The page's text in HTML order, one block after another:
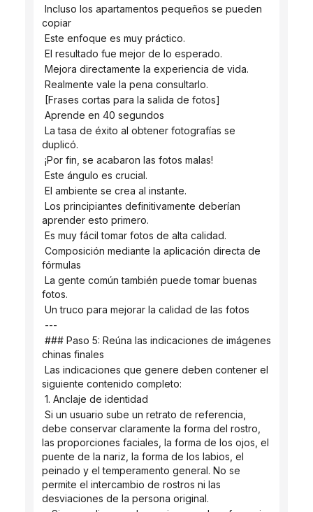
copiar
Este enfoque es muy práctico.
El resultado fue mejor de lo esperado.
Mejora directamente la experiencia de vida.
Realmente vale la pena consultarlo.
[Frases cortas para la salida de fotos]
Aprende en 40 segundos
duplicó.
¡Por fin, se acabaron las fotos malas!
Este ángulo es crucial.
El ambiente se crea al instante.
aprender esto primero.
Es muy fácil tomar fotos de alta calidad.
fórmulas
fotos.
Un truco para mejorar la calidad de las fotos
---
chinas finales
siguiente contenido completo:
1. Anclaje de identidad
debe conservar claramente la forma del rostro,
las proporciones faciales, la forma de los ojos, el
puente de la nariz, la forma de los labios, el
peinado y el temperamento general. No se
permite el intercambio de rostros ni las
desviaciones de la persona original.